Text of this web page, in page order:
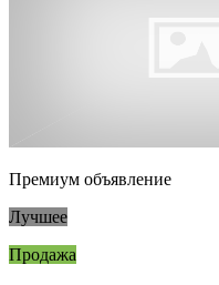
Премиум объявление
Лучшее
Продажа